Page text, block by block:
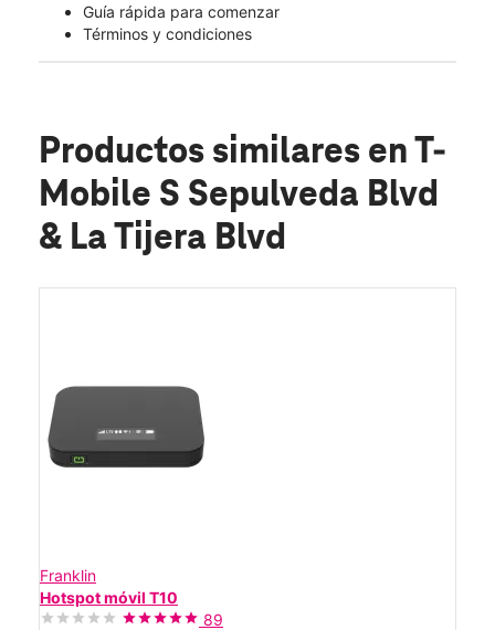
Guía rápida para comenzar
Términos y condiciones
Productos similares en T-
Mobile S Sepulveda Blvd
& La Tijera Blvd
Franklin
Hotspot móvil T10
89